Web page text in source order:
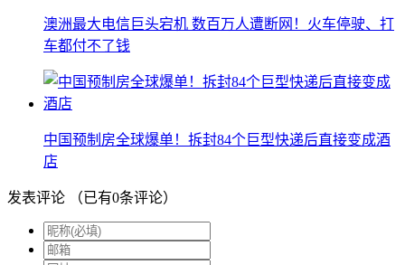
澳洲最大电信巨头宕机 数百万人遭断网！火车停驶、打
车都付不了钱
中国预制房全球爆单！拆封84个巨型快递后直接变成酒
店
发表评论 （已有0条评论）